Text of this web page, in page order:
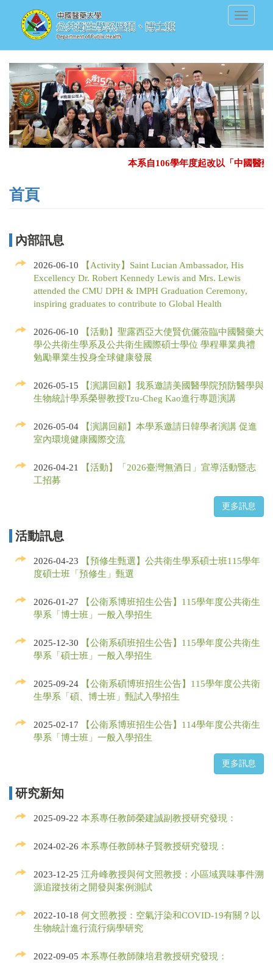
Toggle
本系自106學年度起改以「中國醫
首頁
內部訊息
2026-06-10
【Activity】Saint Lucian Ambassador, His
Excellency Dr. Robert Kennedy Lewis and Mrs. Lewis
attended the CMU DPH & IMPH Graduation Ceremony,
inspiring graduates to contribute to Global Health
2026-06-10
【活動】聖露西亞大使賢伉儷蒞臨中國醫藥大
學公共衛生學系及公共衛生國際碩士學位 學程畢業典禮
勉勵畢業生投身全球健康發展
2026-05-15
【演講回顧】我系邀請美國醫學院預防醫學與
生物統計學系榮譽教授Tzu-Cheg Kao進行專題演講
2026-05-04
【演講回顧】本學系邀請日韓學者演講 促進
室內環境健康國際交流
2026-04-21
【活動】「2026臺灣無酒日」宣導活動暨志
工招募
活動訊息
2026-04-23
【預修生甄選】公共衛生學系碩士班115學年
度碩士班「預修生」甄選
2026-01-27
【公衛系博班招生公告】115學年度公共衛生
學系「博士班」一般入學招生
2025-12-30
【公衛系碩班招生公告】115學年度公共衛生
學系「碩士班」一般入學招生
2025-09-24
【公衛系碩博班招生公告】115學年度公共衛
生學系「碩、博士班」甄試入學招生
2025-02-17
【公衛系博班招生公告】114學年度公共衛生
學系「博士班」一般入學招生
研究新知
2025-09-22 本系專任教師榮建誠副教授研究發現：
2024-02-26 本系專任教師林子賢教授研究發現：
2023-12-25 江舟峰教授與何文照教授：小區域異味事件溯
源追蹤技術之開發與案例測試
2022-10-18 何文照教授：空氣汙染和COVID-19有關？以
生物統計進行流行病學研究
2022-09-05 本系專任教師陳培君教授研究發現：